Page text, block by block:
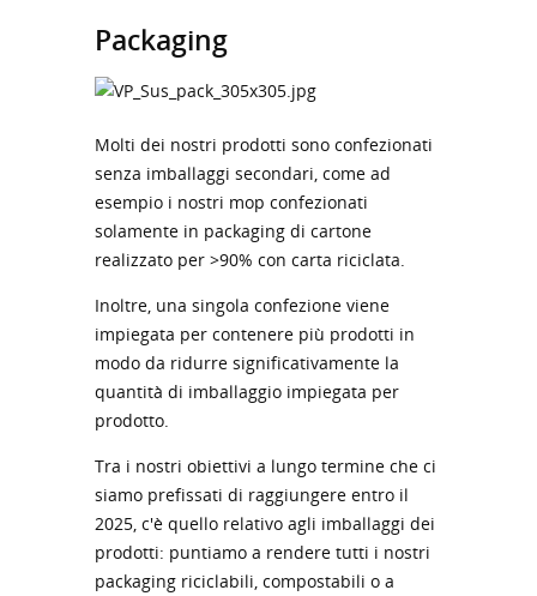
Packaging
Molti dei nostri prodotti sono confezionati
senza imballaggi secondari, come ad
esempio i nostri mop confezionati
solamente in packaging di cartone
realizzato per >90% con carta riciclata.
Inoltre, una singola confezione viene
impiegata per contenere più prodotti in
modo da ridurre significativamente la
quantità di imballaggio impiegata per
prodotto.
Tra i nostri obiettivi a lungo termine che ci
siamo prefissati di raggiungere entro il
2025, c'è quello relativo agli imballaggi dei
prodotti: puntiamo a rendere tutti i nostri
packaging riciclabili, compostabili o a